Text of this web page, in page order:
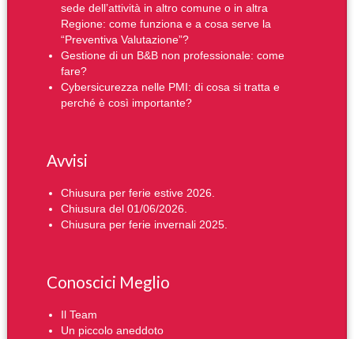
sede dell’attività in altro comune o in altra
Regione: come funziona e a cosa serve la
“Preventiva Valutazione”?
Gestione di un B&B non professionale: come
fare?
Cybersicurezza nelle PMI: di cosa si tratta e
perché è così importante?
Avvisi
Chiusura per ferie estive 2026.
Chiusura del 01/06/2026.
Chiusura per ferie invernali 2025.
Conoscici Meglio
Il Team
Un piccolo aneddoto